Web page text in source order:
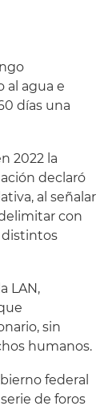
al agua e
días una
2022 la
declaró
al señalar
con
distintos
LAN,
sin
humanos.
federal
de foros